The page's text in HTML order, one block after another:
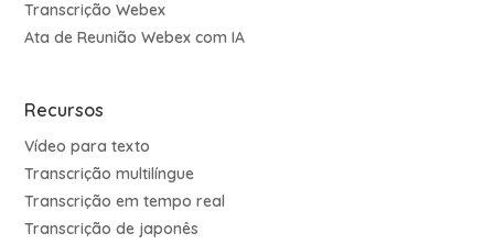
Transcrição Webex
Ata de Reunião Webex com IA
Recursos
Vídeo para texto
Transcrição multilíngue
Transcrição em tempo real
Transcrição de japonês